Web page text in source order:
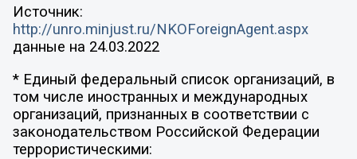
Источник:
http://unro.minjust.ru/NKOForeignAgent.aspx
данные на 24.03.2022
* Единый федеральный список организаций, в
том числе иностранных и международных
организаций, признанных в соответствии с
законодательством Российской Федерации
террористическими: